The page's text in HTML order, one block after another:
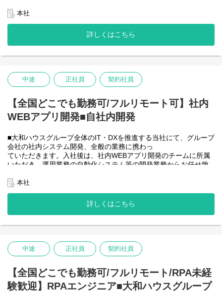
＜クライアントは大和ハウスグループ全体＞
出資は大和ハウス本体になりますが、売上好調かつDX推進の優先
度が高いため、投資を惜しむことはありません。
潤沢なリソースのもと、最上流から変革を進めていくことが可能
社後の勤務地は問いません。また、働く時間に制限もなく、月160
時間の勤務で、午前５時～２２時までの間であれば、自由な時間
に働いていただけます。業務を途中で中断したり、働く時間を調
整できるので、家事、育児、介護などとの両立も可能です。社員
ると思っておりますのでフルフレックスです。
＜クライアントは大和ハウスグループ全体＞
名の
全てに関わるシステムを担っています。
出資は大和ハウス本体になりますが、売上好調かつDX推進の優先
潤沢なリソースのもと、最上流から変革を進めていくことが可能
です。
＜詳細な業務例／基本的な技術仕様＞
業務ヒアリング、要件定義、基本設計、詳細設計、実装、テス
ト、リリースまで開発作業を一気通貫で担当していただきます。
環境の運用・保守までをお任せします。
使用ツール：
-UiPath
-AI-OCR/DX Suite
-MySQL など
本社
詳しくはこちら
中途 正社員 契約社員
【全国どこでも勤務可/フルリモート可】社内
WEBアプリ開発■自社内開発
■大和ハウスグループ全体のIT・DXを推進する当社にて、グループ
会社の社内システム開発、全般の業務に携わっ
ていただきます。入社後は、社内WEBアプリ開発のチームに所属
いただき、運用業務の自動化システム等の開発業務からお任せ致
【将来的に】要件定義から設計、運用まで全般を行い、早い段階
で技術スペシャリストとして、技術面からメンバーを引っ張って
いただく役割を期待しています。
会社としてDX推進を進める中、AIを使って新たな価値を生む仕
す！
＜クライアントは大和ハウスグループ全体＞
大和ハウスグループ480社、グループ従業員数(正社員のみ)48,831
全てに関わるシステムを担っています。
出資は大和ハウス本体になりますが、売上好調かつDX推進の優先
度が高いため、
本社
詳しくはこちら
中途 正社員 契約社員
【全国どこでも勤務可/フルリモート/RPA未経
験歓迎】RPAエンジニア■大和ハウスグループ